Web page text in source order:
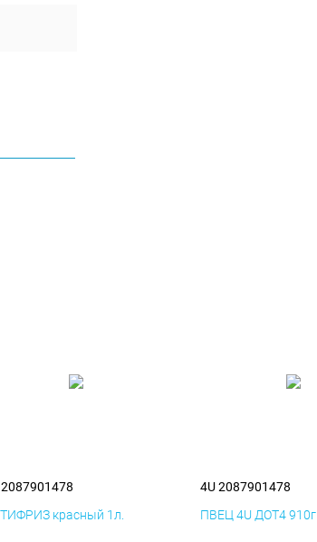
красный 1л.
4U 2087901478
ПВЕЦ 4U ДОТ4 910г